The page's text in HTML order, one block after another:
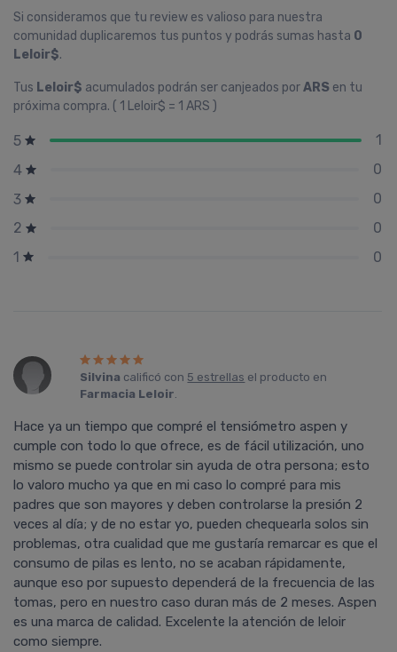
Si consideramos que tu review es valioso para nuestra
comunidad duplicaremos tus puntos y podrás sumas hasta 0
Leloir$.
Tus Leloir$ acumulados podrán ser canjeados porARS en tu
próxima compra. ( 1 Leloir$ = 1 ARS )
5
1
4
0
3
0
2
0
1
0
Silvina calificó con 5 estrellas el producto en
Farmacia Leloir.
Hace ya un tiempo que compré el tensiómetro aspen y
cumple con todo lo que ofrece, es de fácil utilización, uno
mismo se puede controlar sin ayuda de otra persona; esto
lo valoro mucho ya que en mi caso lo compré para mis
padres que son mayores y deben controlarse la presión 2
veces al día; y de no estar yo, pueden chequearla solos sin
problemas, otra cualidad que me gustaría remarcar es que el
consumo de pilas es lento, no se acaban rápidamente,
aunque eso por supuesto dependerá de la frecuencia de las
tomas, pero en nuestro caso duran más de 2 meses. Aspen
es una marca de calidad. Excelente la atención de leloir
como siempre.